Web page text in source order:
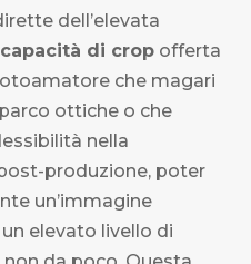
dell’elevata
capacità di crop offerta
che magari
ottiche o che
nella
produzione, poter
un’immagine
elevato livello di